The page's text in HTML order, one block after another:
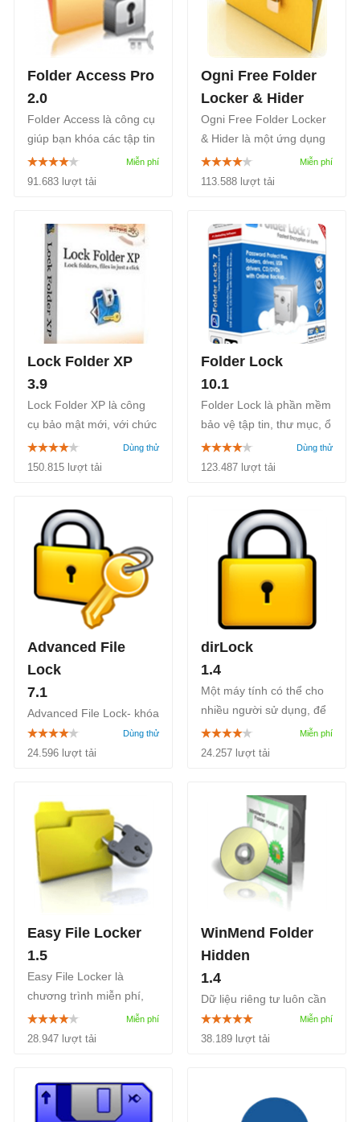
Folder Access Pro
2.0
Folder Access là công cụ
giúp bạn khóa các tập tin
và thư mục nhạy cảm.
91.683 lượt tải
Ogni Free Folder
Locker & Hider
Ogni Free Folder Locker
& Hider là một ứng dụng
tiện ích được thiết kế để
giúp bạn khóa và ẩn bất
thiết để đảm bảo sự bảo
mật của bất kỳ thư mục
tránh sự tò mò của người
dùng khác.
113.588 lượt tải
Lock Folder XP
3.9
Lock Folder XP là công
cụ bảo mật mới, với chức
năng hỗ trợ người sử
dụng khóa các tập tin,
150.815 lượt tải
Folder Lock
10.1
Folder Lock là phần mềm
bảo vệ tập tin, thư mục, ổ
đĩa bằng mật khẩu, mã
hóa những tập tin quan
sử dụng là AES 256bit.
123.487 lượt tải
Advanced File
Lock
7.1
Advanced File Lock- khóa
hoặc làm ẩn file hoặc thư
mục đặt password với
24.596 lượt tải
dirLock
1.4
Một máy tính có thể cho
nhiều người sử dụng, để
an toàn cho những thư
mục chứa dữ liệu mà bạn
24.257 lượt tải
Easy File Locker
1.5
Easy File Locker là
chương trình miễn phí,
nhẹ và dễ sử dụng có thể
giúp bảo vệ dữ liệu quan
28.947 lượt tải
WinMend Folder
Hidden
1.4
Dữ liệu riêng tư luôn cần
được quan tâm, bảo vệ,
đặc biệt trong trường hợp
hoặc chúng được lưu trên
laptop, thiết bị rất dễ bị
38.189 lượt tải